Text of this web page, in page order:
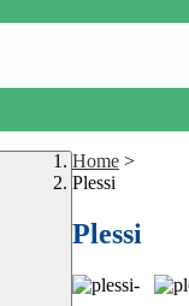
Home >
Plessi
Plessi